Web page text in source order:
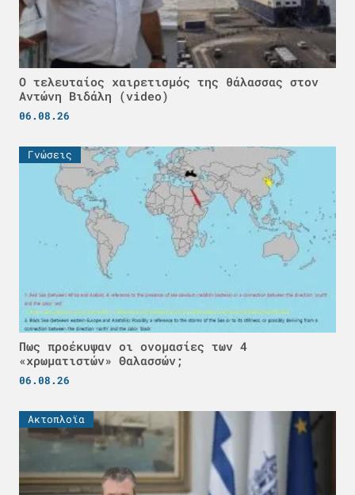
Ο τελευταίος χαιρετισμός της θάλασσας στον
Αντώνη Βιδάλη (video)
06.08.26
Γνώσεις
Πως προέκυψαν οι ονομασίες των 4
«χρωματιστών» Θαλασσών;
06.08.26
Ακτοπλοϊα